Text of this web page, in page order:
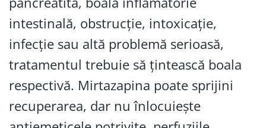
intestinală, obstrucție, intoxicație,
infecție sau altă problemă serioasă,
tratamentul trebuie să țintească boala
respectivă. Mirtazapina poate sprijini
recuperarea, dar nu înlocuiește